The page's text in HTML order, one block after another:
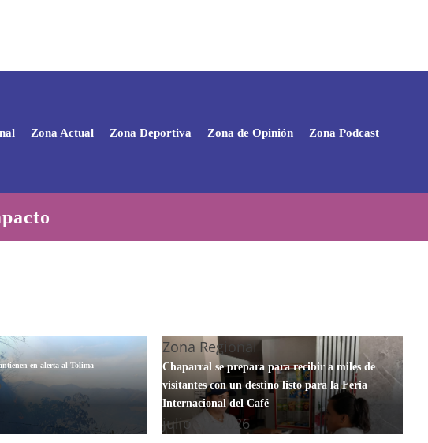
Zona Actual Zona Deportiva Zona de Opinión Zona Podcast
en alerta al Tolima
Zona Regional
Chaparral se prepara para recibir a miles de
visitantes con un destino listo para la Feria
Internacional del Café
julio 30, 2026